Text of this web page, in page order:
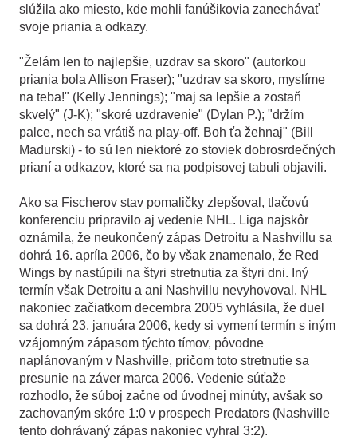
slúžila ako miesto, kde mohli fanúšikovia zanechávať
svoje priania a odkazy.
"Želám len to najlepšie, uzdrav sa skoro" (autorkou
priania bola Allison Fraser); "uzdrav sa skoro, myslíme
na teba!" (Kelly Jennings); "maj sa lepšie a zostaň
skvelý" (J-K); "skoré uzdravenie" (Dylan P.); "držím
palce, nech sa vrátiš na play-off. Boh ťa žehnaj" (Bill
Madurski) - to sú len niektoré zo stoviek dobrosrdečných
prianí a odkazov, ktoré sa na podpisovej tabuli objavili.
Ako sa Fischerov stav pomaličky zlepšoval, tlačovú
konferenciu pripravilo aj vedenie NHL. Liga najskôr
oznámila, že neukončený zápas Detroitu a Nashvillu sa
dohrá 16. apríla 2006, čo by však znamenalo, že Red
Wings by nastúpili na štyri stretnutia za štyri dni. Iný
termín však Detroitu a ani Nashvillu nevyhovoval. NHL
nakoniec začiatkom decembra 2005 vyhlásila, že duel
sa dohrá 23. januára 2006, kedy si vymení termín s iným
vzájomným zápasom týchto tímov, pôvodne
naplánovaným v Nashville, pričom toto stretnutie sa
presunie na záver marca 2006. Vedenie súťaže
rozhodlo, že súboj začne od úvodnej minúty, avšak so
zachovaným skóre 1:0 v prospech Predators (Nashville
tento dohrávaný zápas nakoniec vyhral 3:2).